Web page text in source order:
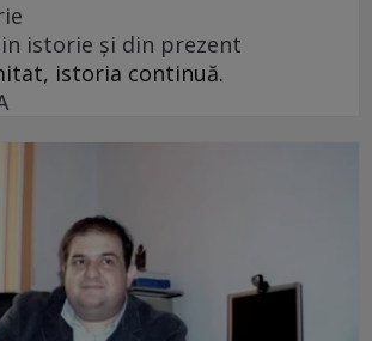
istorie și din prezent
istoria continuă.